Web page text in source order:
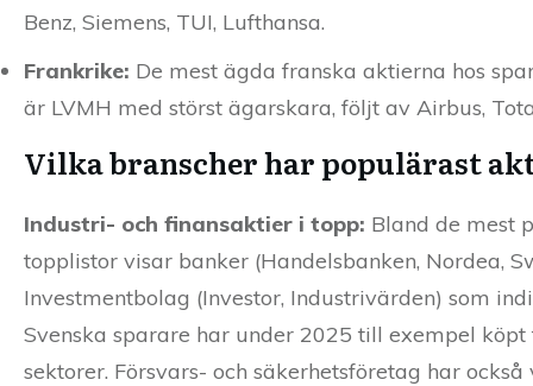
Benz, Siemens, TUI, Lufthansa.
Frankrike: De mest ägda franska aktierna hos
är LVMH med störst ägarskara, följt av Airbus,
Vilka branscher har populärast
Industri- och finansaktier i topp: Bland de mest
topplistor visar banker (Handelsbanken, Nordea,
Investmentbolag (Investor, Industrivärden) som
Svenska sparare har under 2025 till exempel
sektorer. Försvars- och säkerhetsföretag har